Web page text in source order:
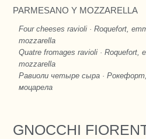
PARMESANO Y MOZZARELLA
Four cheeses ravioli · Roquefort,
mozzarella
Quatre fromages ravioli · Roquefort,
mozzarella
Равиоли четыре сыра ·
моцарела
GNOCCHI